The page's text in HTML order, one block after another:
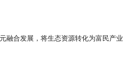
融合发展，将生态资源转化为富民产